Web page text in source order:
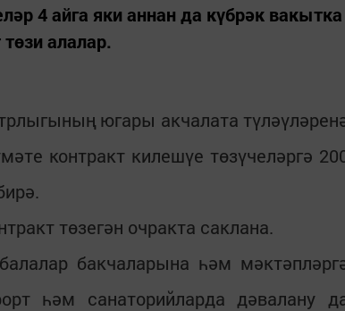
4 айга яки аннан да күбрәк вакытка
алалар.
югары акчалата
контракт килешүе төзүчеләргә
төзегән очракта саклана.
бакчаларына һәм
һәм санаторийларда дәвалану